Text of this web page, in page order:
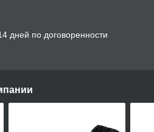
дней по договоренности